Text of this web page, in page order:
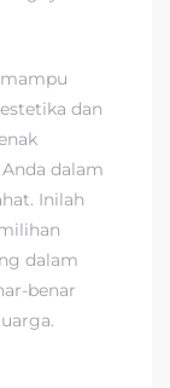
dan
dalam
Inilah
dalam
benar